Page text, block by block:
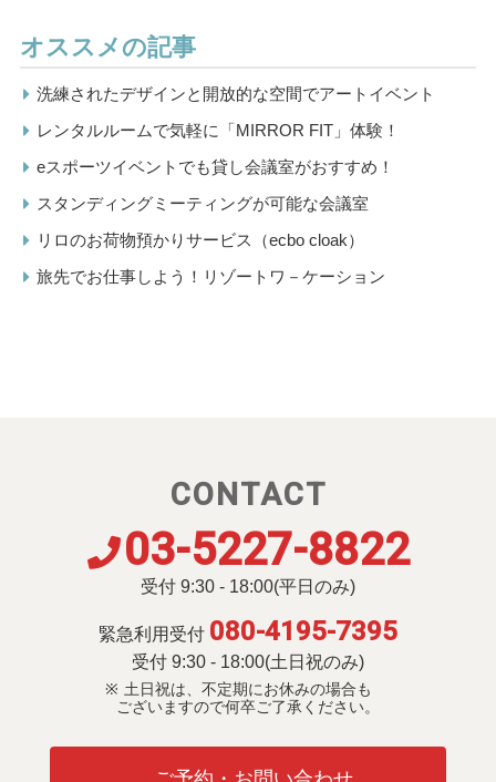
オススメの記事
洗練されたデザインと開放的な空間でアートイベント
レンタルルームで気軽に「MIRROR FIT」体験！
eスポーツイベントでも貸し会議室がおすすめ！
スタンディングミーティングが可能な会議室
リロのお荷物預かりサービス（ecbo cloak）
旅先でお仕事しよう！リゾートワ－ケーション
CONTACT
03-5227-8822
受付 9:30 - 18:00(平日のみ)
緊急利用受付 080-4195-7395
受付 9:30 - 18:00(土日祝のみ)
土日祝は、不定期にお休みの場合も
ございますので何卒ご了承ください。